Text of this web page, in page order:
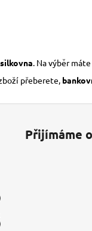
. Na výběr
přeberete,
Přijímáme